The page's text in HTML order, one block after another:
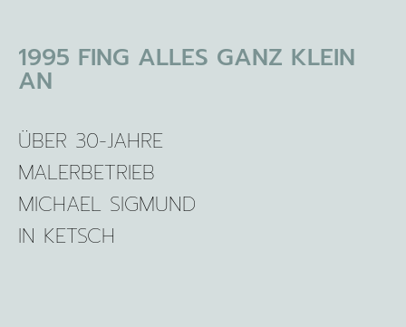
1995 FING ALLES GANZ KLEIN
AN
ÜBER 30-JAHRE
MALERBETRIEB
MICHAEL SIGMUND
IN KETSCH